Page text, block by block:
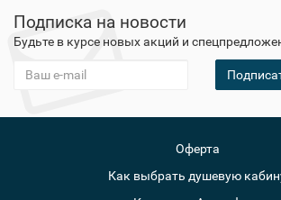
Подписка на новости
Будьте в курсе новых акций и
Оферта
Как выбрать душевую